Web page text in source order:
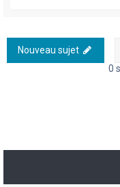
Nouveau sujet
0